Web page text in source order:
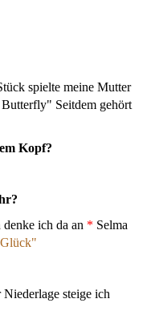
spielte meine Mutter
Seitdem gehört
Kopf?
ich da an * Selma
steige ich